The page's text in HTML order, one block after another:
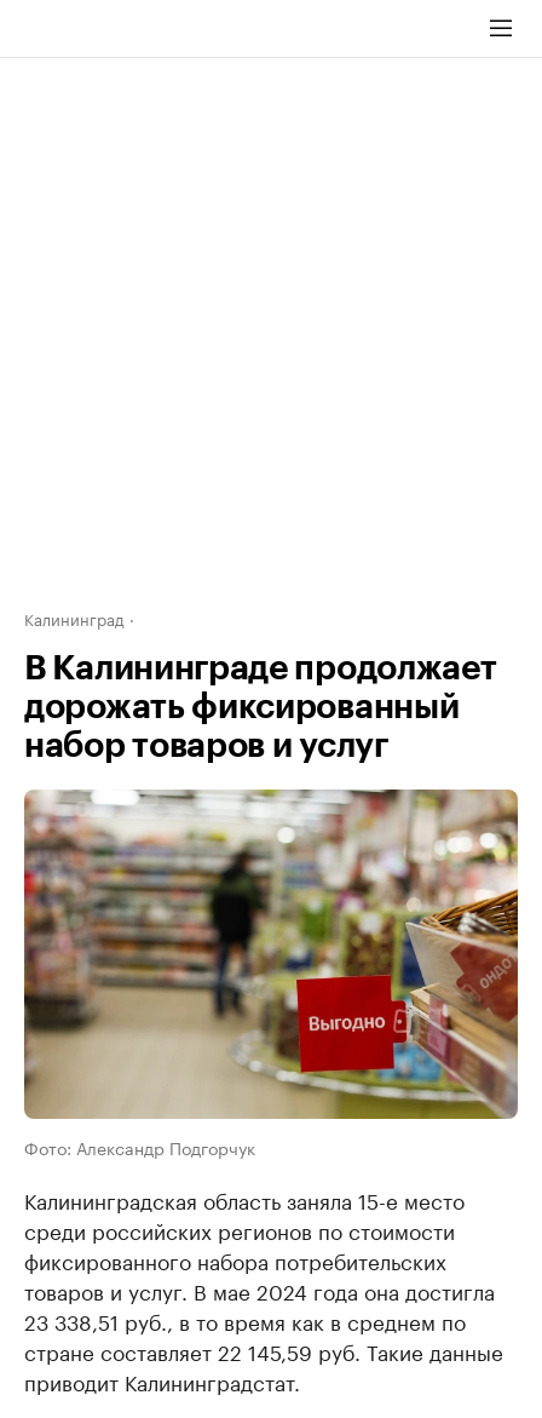
Калининград
В Калининграде продолжает
дорожать фиксированный
набор товаров и услуг
Фото: Александр Подгорчук
Калининградская область заняла 15-е место
среди российских регионов по стоимости
фиксированного набора потребительских
товаров и услуг. В мае 2024 года она достигла
23 338,51 руб., в то время как в среднем по
стране составляет 22 145,59 руб. Такие данные
приводит Калининградстат.